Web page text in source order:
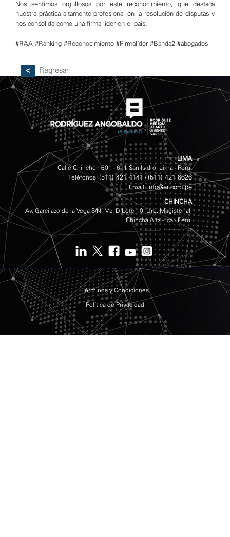
Nos sentimos orgullosos por este reconocimiento, que destaca
nuestra práctica altamente profesional en la resolución de disputas y
nos consolida como una firma líder en el país.
#RAA #Ranking #Reconocimiento #Firmalíder #Banda2 #abogados
Regresar
LIMA
Calle Chinchón 601 - 611 San Isidro, Lima - Perú.
Teléfonos: (511) 421 4141 /(511) 421 6626
Email:info@er.com.pe
CHINCHA
Av. Garcilazo de la Vega S/N, Mz. D Lote 10, Urb. Magisterial,
Chincha Alta - Ica - Perú.
Términos y Condiciones
Política de Privacidad